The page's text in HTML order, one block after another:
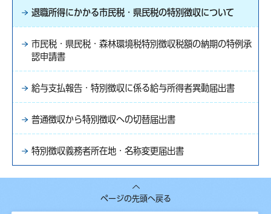
退職所得にかかる市民税・県民税の特別徴収について
市民税・県民税・森林環境税特別徴収税額の納期の特例承
認申請書
給与支払報告・特別徴収に係る給与所得者異動届出書
普通徴収から特別徴収への切替届出書
特別徴収義務者所在地・名称変更届出書
ページの先頭へ戻る